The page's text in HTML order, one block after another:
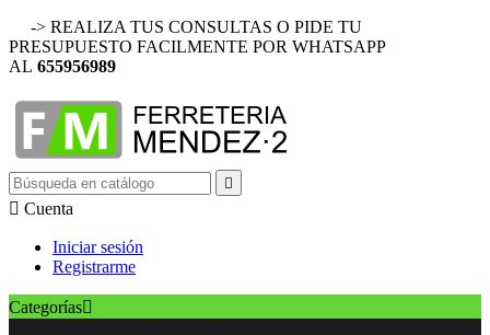
-> REALIZA TUS CONSULTAS O PIDE TU
PRESUPUESTO FACILMENTE POR WHATSAPP
AL 655956989

 Cuenta
Iniciar sesión
Registrarme
Categorías